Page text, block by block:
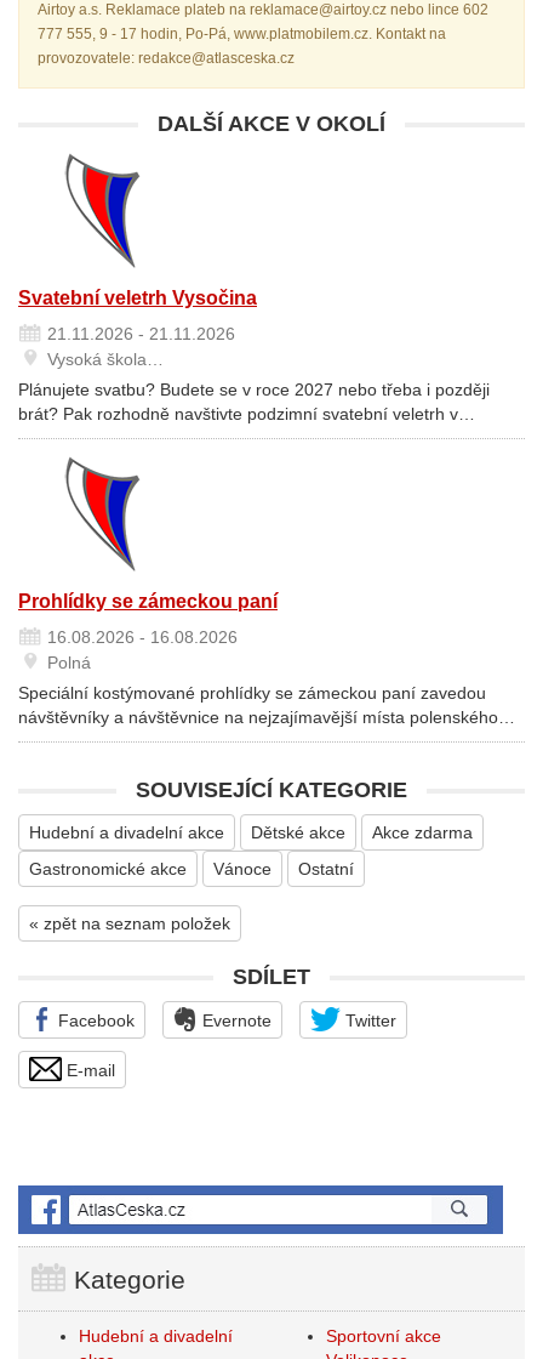
Airtoy a.s. Reklamace plateb na reklamace@airtoy.cz nebo lince 602
777 555, 9 - 17 hodin, Po-Pá, www.platmobilem.cz. Kontakt na
provozovatele: redakce@atlasceska.cz
DALŠÍ AKCE V OKOLÍ
Svatební veletrh Vysočina
21.11.2026 - 21.11.2026
Vysoká škola…
Plánujete svatbu? Budete se v roce 2027 nebo třeba i později
brát? Pak rozhodně navštivte podzimní svatební veletrh v…
Prohlídky se zámeckou paní
16.08.2026 - 16.08.2026
Polná
Speciální kostýmované prohlídky se zámeckou paní zavedou
návštěvníky a návštěvnice na nejzajímavější místa polenského…
SOUVISEJÍCÍ KATEGORIE
Hudební a divadelní akce Dětské akce
Akce zdarma
Gastronomické akce
Vánoce Ostatní
« zpět na seznam položek
SDÍLET
Facebook Evernote Twitter
E-mail
Kategorie
Hudební a divadelní
Sportovní akce